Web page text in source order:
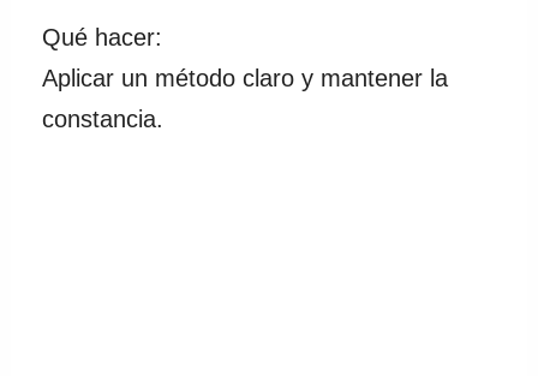
Qué hacer:
Aplicar un método claro y mantener la
constancia.